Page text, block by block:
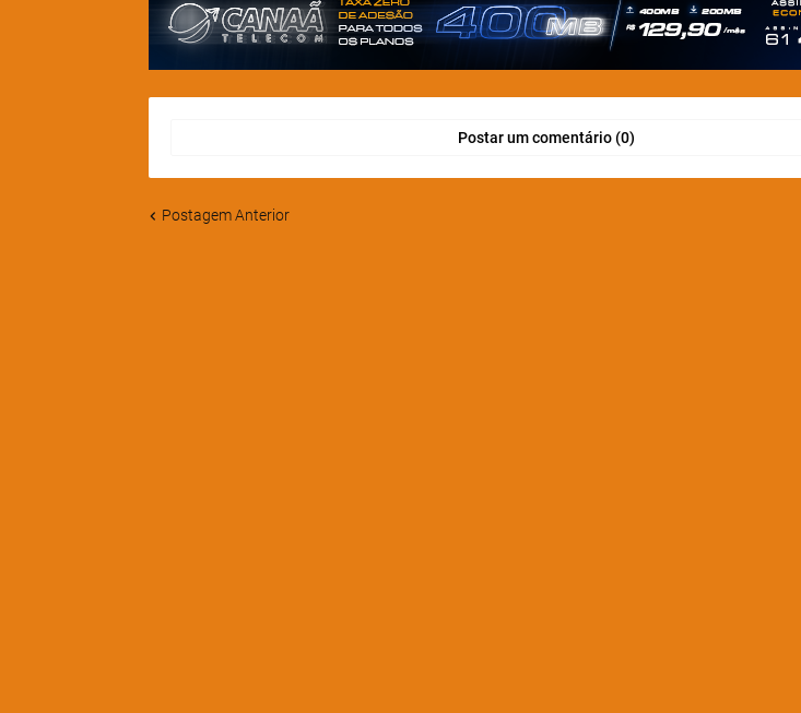
Postar um comentário (0)
Postagem Anterior